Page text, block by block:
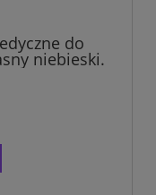
do
niebieski.